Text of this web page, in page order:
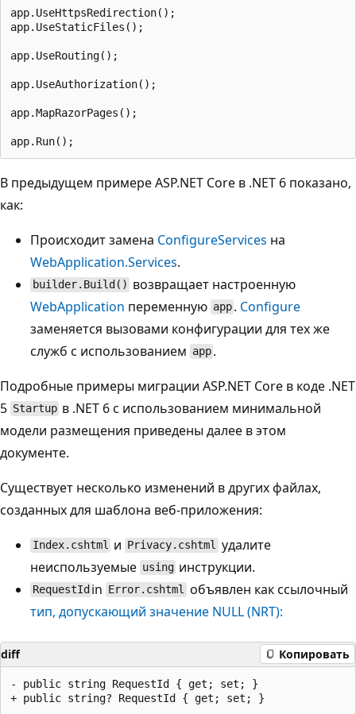
app.UseHttpsRedirection();
app.UseStaticFiles();
app.UseRouting();
app.UseAuthorization();
app.MapRazorPages();
В предыдущем примере ASP.NET Core в .NET 6 показано,
как:
Происходит замена ConfigureServices на
WebApplication.Services.
builder.Build() возвращает настроенную
WebApplication переменную app . Configure
заменяется вызовами конфигурации для тех же
служб с использованием app .
Подробные примеры миграции ASP.NET Core в коде .NET
5 Startup в .NET 6 с использованием минимальной
модели размещения приведены далее в этом
документе.
Существует несколько изменений в других файлах,
созданных для шаблона веб-приложения:
Index.cshtml и Privacy.cshtml удалите
неиспользуемые using инструкции.
RequestId in Error.cshtml объявлен как ссылочный
тип, допускающий значение NULL (NRT):
diff Копировать
- public string RequestId { get; set; }